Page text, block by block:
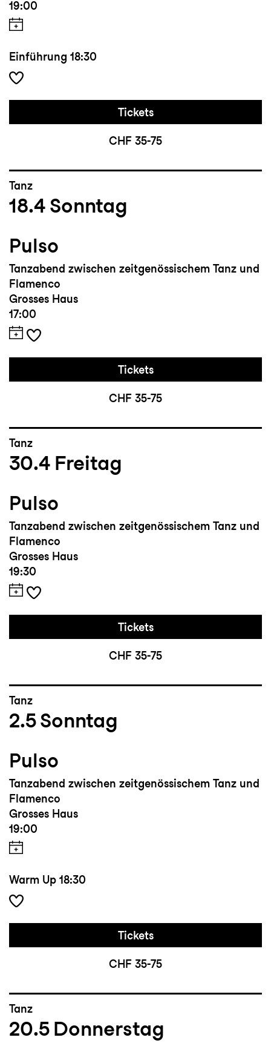
19:00
Einführung 18:30
Tickets
CHF 35-75
Tanz
18.4 Sonntag
Pulso
Tanzabend zwischen zeitgenössischem Tanz und
Flamenco
Grosses Haus
17:00
Tickets
CHF 35-75
Tanz
30.4 Freitag
Pulso
Tanzabend zwischen zeitgenössischem Tanz und
Flamenco
Grosses Haus
19:30
Tickets
CHF 35-75
Tanz
2.5Sonntag
Pulso
Tanzabend zwischen zeitgenössischem Tanz und
Flamenco
Grosses Haus
19:00
Warm Up 18:30
Tickets
CHF 35-75
Tanz
20.5 Donnerstag